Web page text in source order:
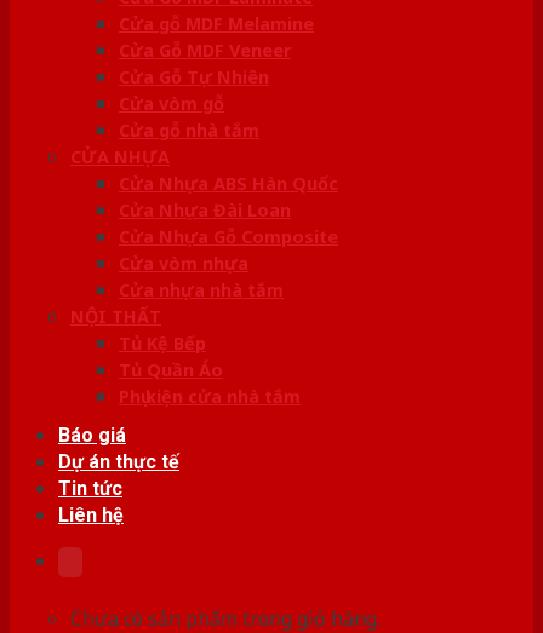
Cửa gỗ MDF Melamine
Cửa Gỗ MDF Veneer
Cửa Gỗ Tự Nhiên
Cửa vòm gỗ
Cửa gỗ nhà tắm
CỬA NHỰA
Cửa Nhựa ABS Hàn Quốc
Cửa Nhựa Đài Loan
Cửa Nhựa Gỗ Composite
Cửa vòm nhựa
Cửa nhựa nhà tắm
NỘI THẤT
Tủ Kệ Bếp
Tủ Quần Áo
Phụ kiện cửa nhà tắm
Báo giá
Dự án thực tế
Tin tức
Liên hệ
Chưa có sản phẩm trong giỏ hàng.